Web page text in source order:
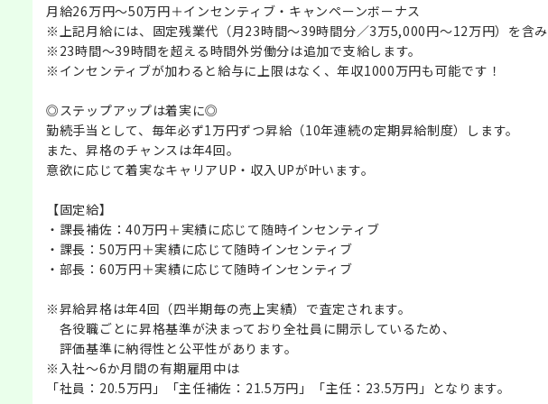
月給26万円～50万円＋インセンティブ・キャンペーンボーナス
※上記月給には、固定残業代（月23時間～39時間分／3万5,000円～12万円）を含み
※23時間～39時間を超える時間外労働分は追加で支給します。
※インセンティブが加わると給与に上限はなく、年収1000万円も可能です！
◎ステップアップは着実に◎
勤続手当として、毎年必ず1万円ずつ昇給（10年連続の定期昇給制度）します。
また、昇格のチャンスは年4回。
意欲に応じて着実なキャリアUP・収入UPが叶います。
【固定給】
・課長補佐：40万円＋実績に応じて随時インセンティブ
・課長：50万円＋実績に応じて随時インセンティブ
・部長：60万円＋実績に応じて随時インセンティブ
※昇給昇格は年4回（四半期毎の売上実績）で査定されます。
各役職ごとに昇格基準が決まっており全社員に開示しているため、
評価基準に納得性と公平性があります。
※入社～6か月間の有期雇用中は
「社員：20.5万円」「主任補佐：21.5万円」「主任：23.5万円」となります。